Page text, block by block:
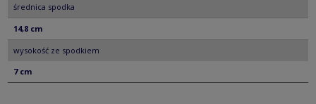
średnica spodka
14,8 cm
wysokość ze spodkiem
7 cm